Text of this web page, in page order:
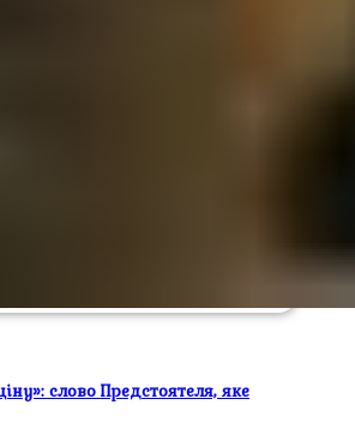
слово Предстоятеля, яке